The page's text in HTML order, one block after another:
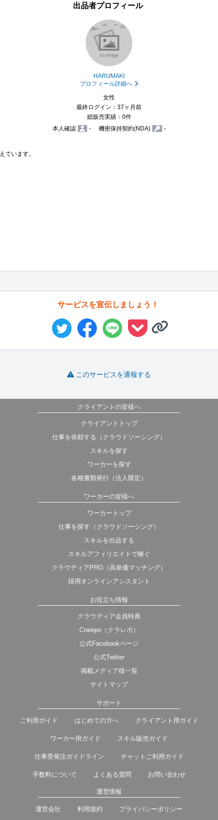
出品者プロフィール
HARUMAKI
プロフィール詳細へ
女性
最終ログイン：37ヶ月前
総販売実績：0件
本人確認
- 機密保持契約(NDA) -
ています。
サービスを宣伝しましょう！
このサービスを通報する
クライアントの皆様へ
クライアントトップ
仕事を依頼する（クラウドソーシング）
スキルを探す
ワーカーを探す
各種書類発行（法人限定）
ワーカーの皆様へ
ワーカートップ
仕事を探す（クラウドソーシング）
スキルを出品する
スキルアフィリエイトで稼ぐ
クラウディアPRO（高単価マッチング）
採用オンラインアシスタント
お役立ち情報
クラウディア会員特典
Crarepo（クラレポ）
公式Facebookページ
公式Twitter
掲載メディア様一覧
サイトマップ
サポート
ご利用ガイド はじめての方へ クライアント用ガイド
ワーカー用ガイド スキル販売ガイド
仕事受発注ガイドライン チャットご利用ガイド
手数料について よくある質問 お問い合わせ
運営情報
運営会社 利用規約 プライバシーポリシー